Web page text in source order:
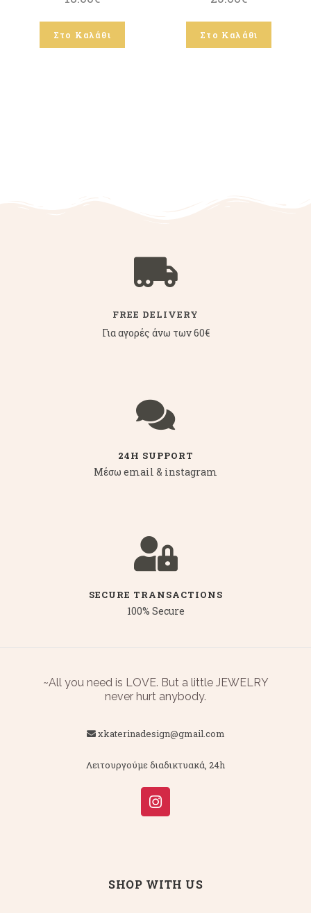
Στο Καλάθι Στο Καλάθι
FREE DELIVERY
Για αγορές άνω των 60€
24H SUPPORT
Μέσω email & instagram
SECURE TRANSACTIONS
100% Secure
~All you need is LOVE. But a little JEWELRY
never hurt anybody.
xkaterinadesign@gmail.com
Λειτουργούμε διαδικτυακά, 24h
SHOP WITH US